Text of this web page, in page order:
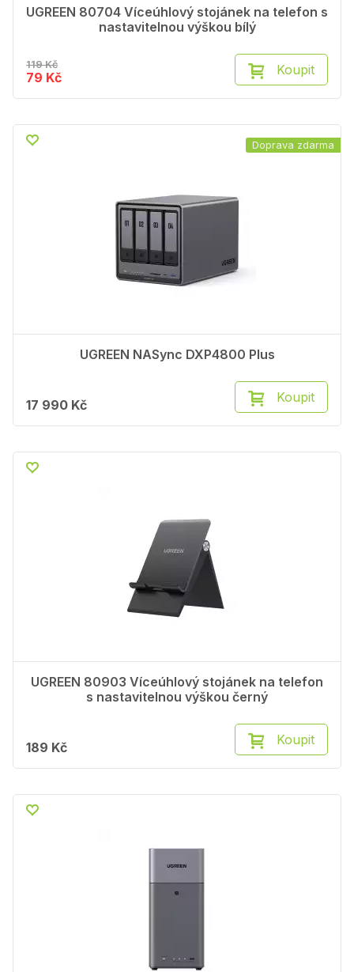
UGREEN 80704 Víceúhlový stojánek na telefon s
nastavitelnou výškou bílý
119 Kč
79 Kč Koupit
UGREEN NASync DXP4800 Plus
17 990 Kč Koupit
Doprava zdarma
UGREEN 80903 Víceúhlový stojánek na telefon
s nastavitelnou výškou černý
189 Kč Koupit